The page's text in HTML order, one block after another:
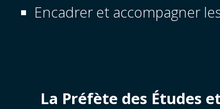
Encadrer et accompagner
La Préfète des Études